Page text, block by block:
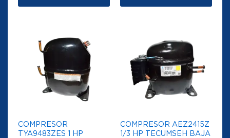
COMPRESOR
TYA9483ZES 1 HP
COMPRESOR AEZ2415Z
1/3 HP TECUMSEH BAJA